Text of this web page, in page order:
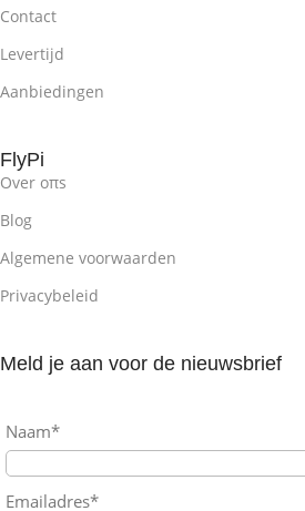
Contact
Levertijd
Aanbiedingen
FlyPi
Over oπs
Blog
Algemene voorwaarden
Privacybeleid
Meld je aan voor de nieuwsbrief
Naam*
Emailadres*